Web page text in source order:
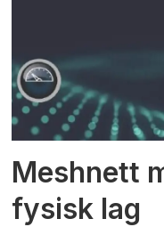
Meshnett
fysisk lag